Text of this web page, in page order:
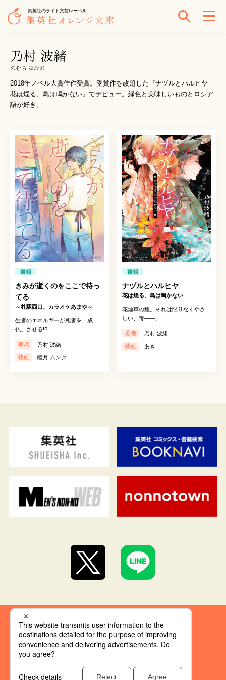
集英社のライト文芸レーベル
乃村 波緒
のむら なみお
2018年ノベル大賞佳作受賞。受賞作を改題した『ナヅルとハルヒヤ
花は煙る、鳥は鳴かない』でデビュー。緑色と美味しいものとロシア
語が好き。
書籍
きみが逝くのをここで待っ
てる
～札駅西口、カラオケあまや～
生者のエネルギーが死者を「成
仏」させる!?
著者 乃村 波緒
装画 睦月 ムンク
書籍
ナヅルとハルヒヤ
花は煙る、鳥は鳴かない
花煙草の煙。それは限りなくやさ
しい、毒――。
著者 乃村 波緒
装画 あき
集英社 オレンジ文庫とは
創刊にあたって
推奨環境
集英社の個人情報取り扱い